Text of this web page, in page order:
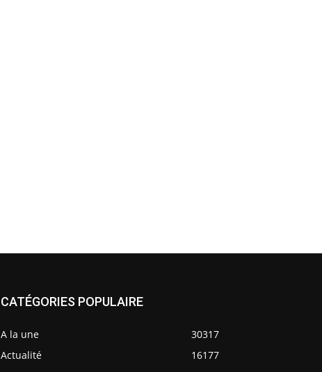
CATÉGORIES POPULAIRE
A la une
30317
Actualité
16177